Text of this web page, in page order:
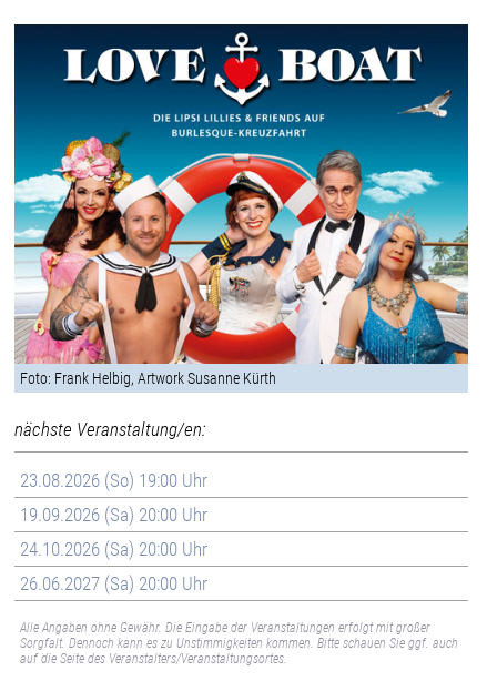
Foto: Frank Helbig, Artwork Susanne Kürth
nächste Veranstaltung/en:
23.08.2026 (So) 19:00 Uhr
19.09.2026 (Sa) 20:00 Uhr
24.10.2026 (Sa) 20:00 Uhr
26.06.2027 (Sa) 20:00 Uhr
Alle Angaben ohne Gewähr. Die Eingabe der Veranstaltungen erfolgt mit großer
Sorgfalt. Dennoch kann es zu Unstimmigkeiten kommen. Bitte schauen Sie ggf. auch
auf die Seite des Veranstalters/Veranstaltungsortes.